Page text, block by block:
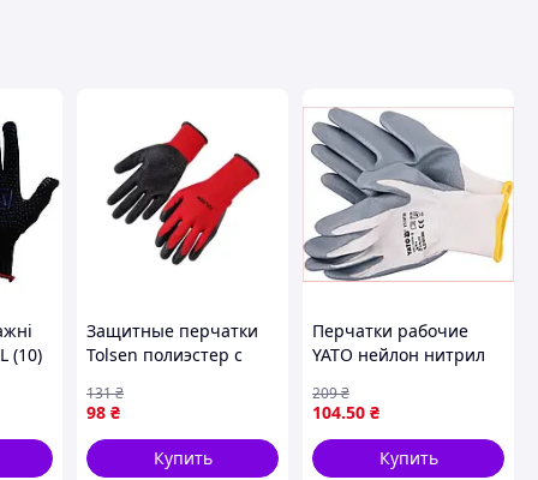
(10)
Защитные перчатки
Tolsen полиэстер с
красные XXL (11)
(45514)
98 ₴
131₴
Купить
Перчатки рабочие
YATO нейлон нитрил
механических
повреждений стойкие
к бензину
104.50 ₴
209₴
Купить